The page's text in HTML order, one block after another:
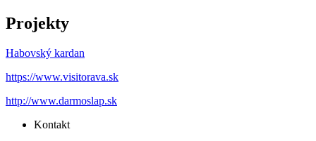
Projekty
Habovský kardan
https://www.visitorava.sk
http://www.darmoslap.sk
Kontakt